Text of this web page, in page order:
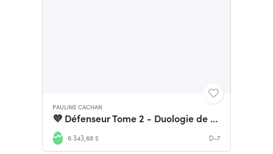
PAULINE CACHAN
💜 Défenseur Tome 2 - Duologie de Romantasy Médiévale 🗡️
6 343,68 $ D-7